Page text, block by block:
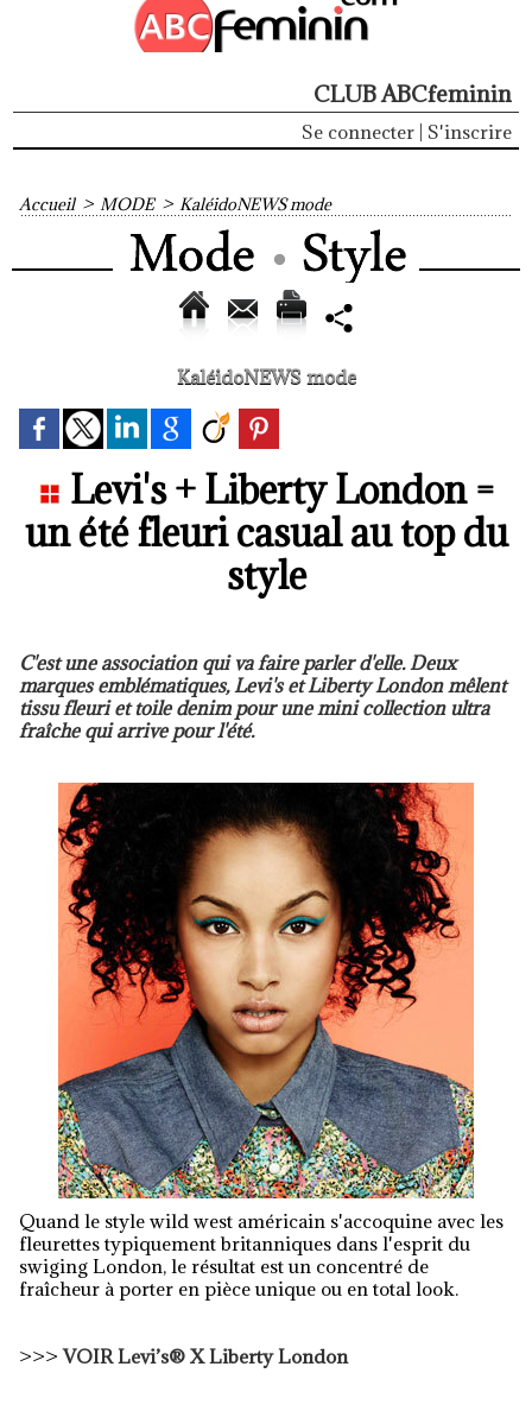
CLUB ABCfeminin
Se connecter S'inscrire
Accueil > MODE > KaléidoNEWS mode
KaléidoNEWS mode
Levi's + Liberty London =
un été fleuri casual au top du
style
C'est une association qui va faire parler d'elle. Deux
marques emblématiques, Levi's et Liberty London mêlent
tissu fleuri et toile denim pour une mini collection ultra
fraîche qui arrive pour l'été.
Quand le style wild west américain s'accoquine avec les
fleurettes typiquement britanniques dans l'esprit du
swiging London, le résultat est un concentré de
fraîcheur à porter en pièce unique ou en total look.
>>>VOIR Levi’s® X Liberty London